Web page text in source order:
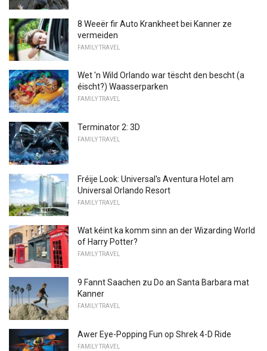
8 Weeër fir Auto Krankheet bei Kanner ze
vermeiden
FAMILY TRAVEL
Wet 'n Wild Orlando war tëscht den bescht (a
éischt?) Waasserparken
FAMILY TRAVEL
Terminator 2: 3D
FAMILY TRAVEL
Fréije Look: Universal's Aventura Hotel am
Universal Orlando Resort
FAMILY TRAVEL
Wat kéint ka komm sinn an der Wizarding World
of Harry Potter?
FAMILY TRAVEL
9 Fannt Saachen zu Do an Santa Barbara mat
Kanner
FAMILY TRAVEL
Awer Eye-Popping Fun op Shrek 4-D Ride
FAMILY TRAVEL